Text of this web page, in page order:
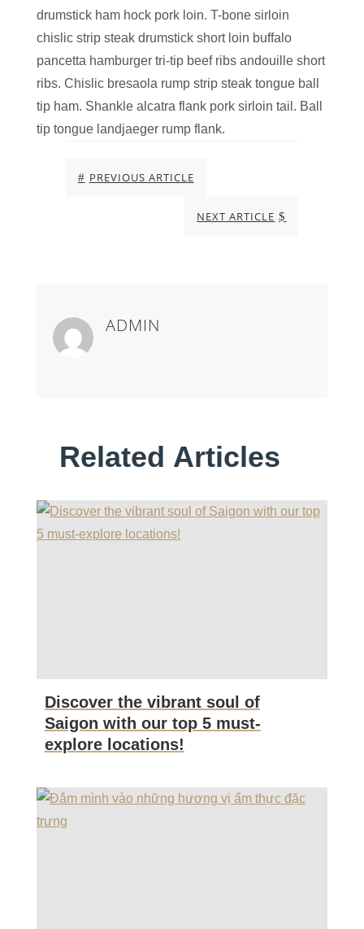
drumstick ham hock pork loin. T-bone sirloin
chislic strip steak drumstick short loin buffalo
pancetta hamburger tri-tip beef ribs andouille short
ribs. Chislic bresaola rump strip steak tongue ball
tip ham. Shankle alcatra flank pork sirloin tail. Ball
tip tongue landjaeger rump flank.
# PREVIOUS ARTICLE
NEXT ARTICLE $
ADMIN
Related Articles
Discover the vibrant soul of
Saigon with our top 5 must-
explore locations!